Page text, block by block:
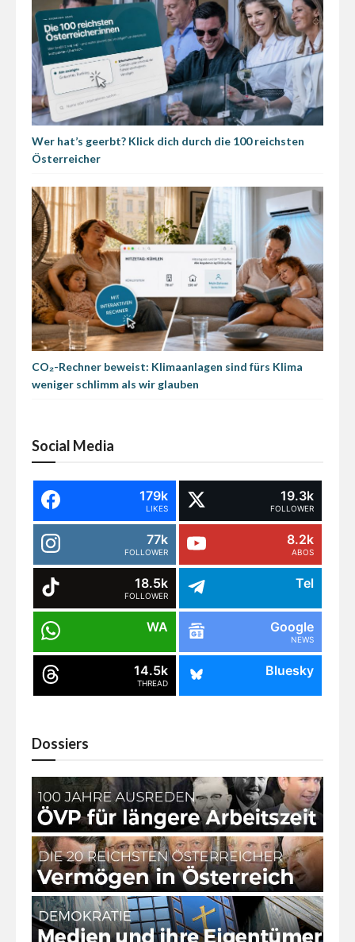
Wer hat’s geerbt? Klick dich durch die 100 reichsten
Österreicher
CO₂-Rechner beweist: Klimaanlagen sind fürs Klima
weniger schlimm als wir glauben
Social Media
179k
LIKES
19.3k
FOLLOWER
77k
FOLLOWER
8.2k
ABOS
18.5k
FOLLOWER
Tel
WA Google
NEWS
14.5k
THREAD
Bluesky
Dossiers